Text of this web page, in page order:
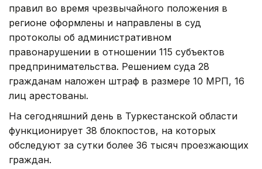
правил во время чрезвычайного положения в
регионе оформлены и направлены в суд
протоколы об административном
правонарушении в отношении 115 субъектов
предпринимательства. Решением суда 28
гражданам наложен штраф в размере 10 МРП, 16
лиц арестованы.
На сегодняшний день в Туркестанской области
функционирует 38 блокпостов, на которых
обследуют за сутки более 36 тысяч проезжающих
граждан.